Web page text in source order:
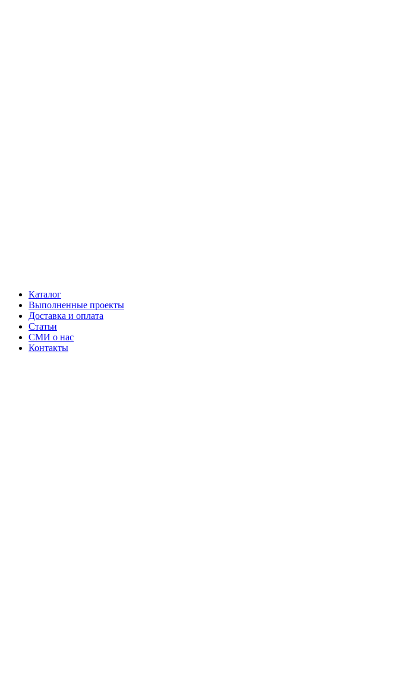
Каталог
Выполненные проекты
Доставка и оплата
Статьи
СМИ о нас
Контакты